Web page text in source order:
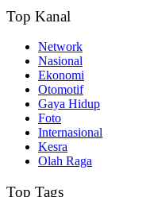
Top Kanal
Network
Nasional
Ekonomi
Otomotif
Gaya Hidup
Foto
Internasional
Kesra
Olah Raga
Top Tags